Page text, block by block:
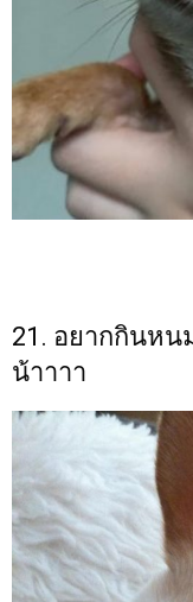
21. อยากกินห
น้าาาา